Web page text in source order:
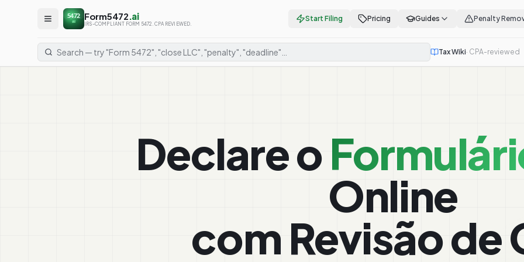
5472
ai Form5472.ai
IRS-COMPLIANT FORM 5472. CPA REVIEWED.
Start Filing Pricing Guides Penalty
Tax Wiki· CPA-reviewed
Declare o
Online
com Revisão de